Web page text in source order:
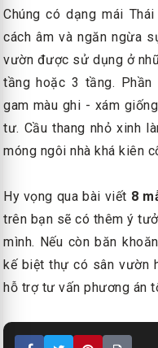
Chúng có dạng mái
cách âm và ngăn ngừa
vườn được sử dụng ở
tầng hoặc 3 tầng.
gam màu ghi - xám
tư. Cầu thang nhỏ xinh
móng ngôi nhà khá kiên
Hy vọng qua bài viết 8
trên bạn sẽ có thêm ý
mình. Nếu còn băn
kế biệt thự có sân vườn
hỗ trợ tư vấn phương án